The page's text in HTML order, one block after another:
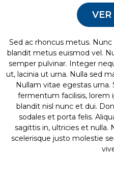
Sed ac rhoncus metus.
blandit metus euismod vel.
semper pulvinar. Integer
ut, lacinia ut urna. Nulla sed
Nullam vitae egestas urna.
fermentum facilisis, lorem
blandit nisl nunc et dui.
sodales et porta felis.
sagittis in, ultricies et nulla.
scelerisque justo molestie